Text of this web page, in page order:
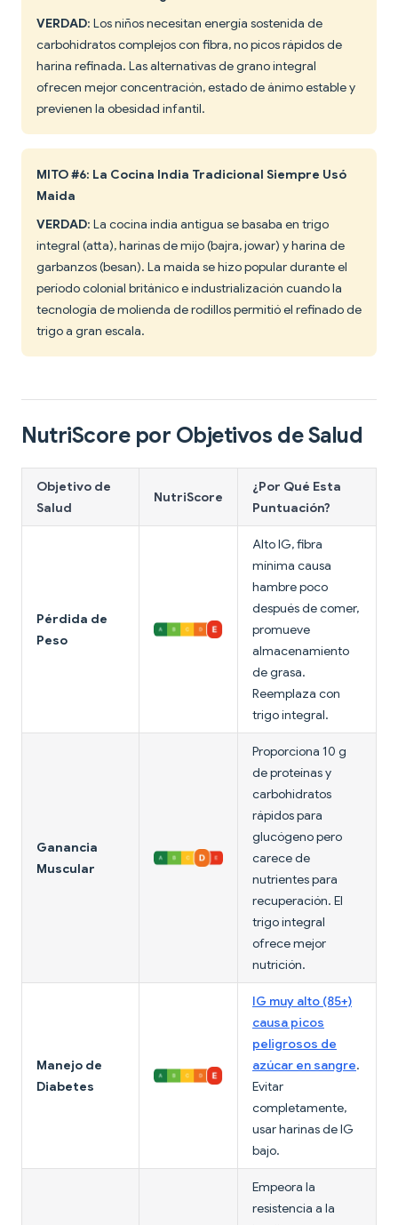
VERDAD: Los niños necesitan energía sostenida de
carbohidratos complejos con fibra, no picos rápidos de
harina refinada. Las alternativas de grano integral
ofrecen mejor concentración, estado de ánimo estable y
previenen la obesidad infantil.
MITO #6: La Cocina India Tradicional Siempre Usó
Maida
VERDAD: La cocina india antigua se basaba en trigo
integral (atta), harinas de mijo (bajra, jowar) y harina de
garbanzos (besan). La maida se hizo popular durante el
período colonial británico e industrialización cuando la
tecnología de molienda de rodillos permitió el refinado de
trigo a gran escala.
NutriScore por Objetivos de Salud
Objetivo de
Salud
NutriScore
¿Por Qué Esta
Puntuación?
Pérdida de
Peso
Alto IG, fibra
mínima causa
hambre poco
después de comer,
promueve
almacenamiento
de grasa.
Reemplaza con
trigo integral.
Ganancia
Muscular
Proporciona 10 g
de proteínas y
carbohidratos
rápidos para
glucógeno pero
carece de
nutrientes para
recuperación. El
trigo integral
ofrece mejor
nutrición.
Manejo de
Diabetes
IG muy alto (85+)
causa picos
peligrosos de
azúcar en sangre.
Evitar
completamente,
usar harinas de IG
bajo.
Empeora la
resistencia a la